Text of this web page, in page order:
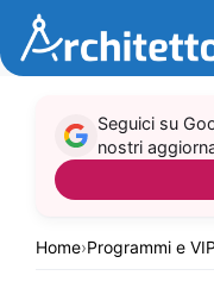
contenuto
Home›Programmi e VIP
Seguici su
nostri